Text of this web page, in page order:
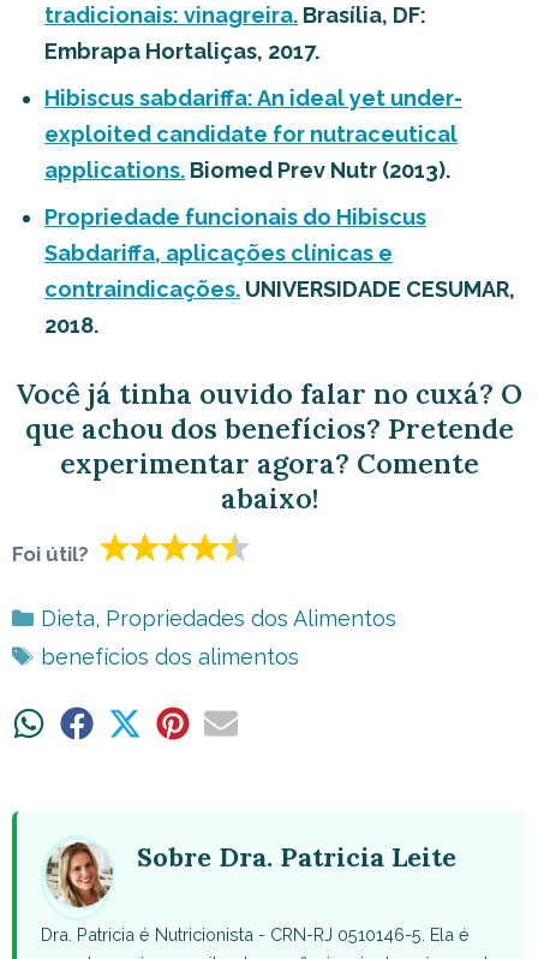
tradicionais: vinagreira. Brasília, DF:
Embrapa Hortaliças, 2017.
Hibiscus sabdariffa: An ideal yet under-
exploited candidate for nutraceutical
applications. Biomed Prev Nutr (2013).
Propriedade funcionais do Hibiscus
Sabdariffa, aplicações clínicas e
contraindicações. UNIVERSIDADE CESUMAR,
2018.
Você já tinha ouvido falar no cuxá? O
que achou dos benefícios? Pretende
experimentar agora? Comente
abaixo!
Foi útil?
Categorias
Dieta, Propriedades dos Alimentos
Tags
benefícios dos alimentos
ShareShare ShareShareShare
Sobre Dra. Patricia Leite
Dra. Patricia é Nutricionista - CRN-RJ 0510146-5. Ela é